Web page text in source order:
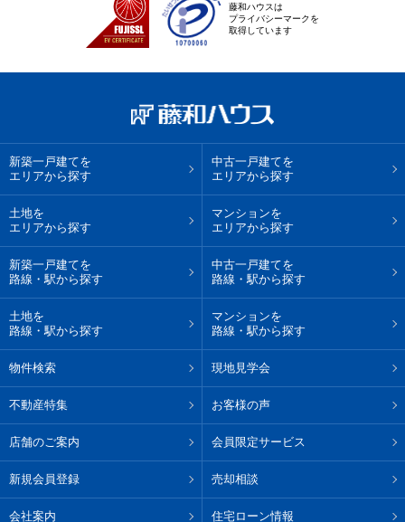
藤和ハウスは
プライバシーマークを
取得しています
新築一戸建てを
エリアから探す
中古一戸建てを
エリアから探す
土地を
エリアから探す
マンションを
エリアから探す
新築一戸建てを
路線・駅から探す
中古一戸建てを
路線・駅から探す
土地を
路線・駅から探す
マンションを
路線・駅から探す
物件検索 現地見学会
不動産特集 お客様の声
店舗のご案内 会員限定サービス
新規会員登録 売却相談
会社案内 住宅ローン情報